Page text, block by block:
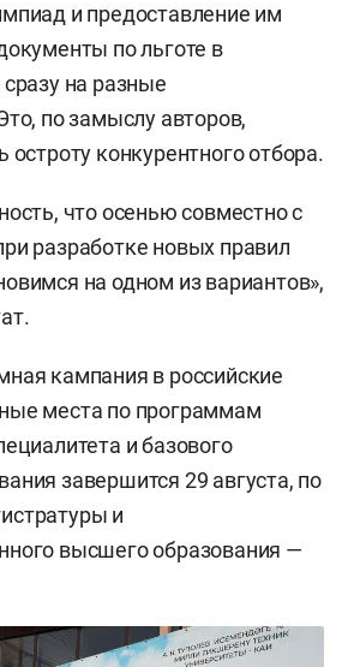
и предоставление им
по льготе в
на разные
по замыслу авторов,
остроту конкурентного отбора.
что осенью совместно с
разработке новых правил
на одном из вариантов»,
кампания в российские
места по программам
и базового
завершится 29 августа, по
и
высшего образования —